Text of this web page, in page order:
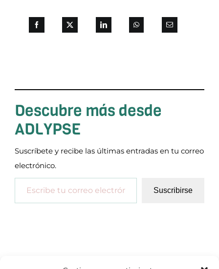
Descubre más desde
ADLYPSE
Suscríbete y recibe las últimas entradas en tu correo
electrónico.
Escribe tu correo electrónico…
Suscribirse